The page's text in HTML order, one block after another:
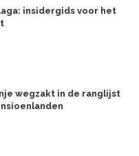
insidergids voor het
wegzakt in de ranglijst